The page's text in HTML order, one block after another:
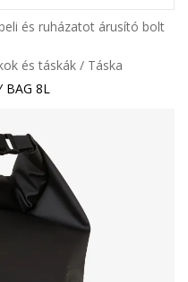
és ruházatot árusító bolt
és táskák
Táska
BAG 8L